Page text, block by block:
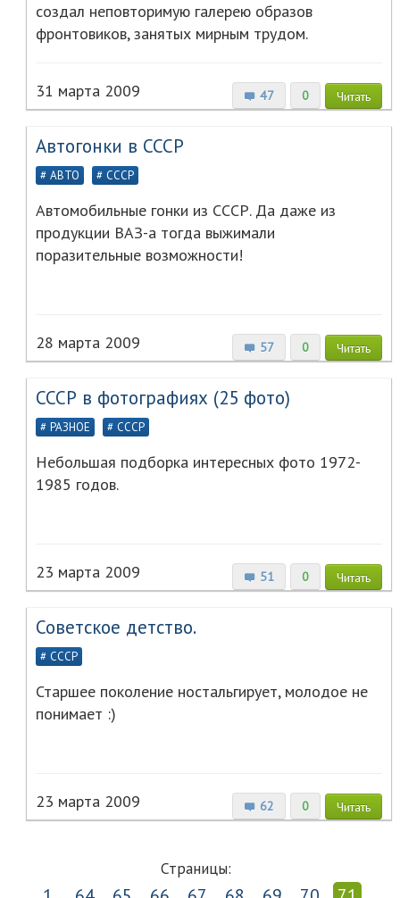
создал неповторимую галерею образов
фронтовиков, занятых мирным трудом.
47 0 Читать
31 марта 2009
Автогонки в СССР
АВТО СССР
Автомобильные гонки из СССР. Да даже из
продукции ВАЗ-а тогда выжимали
поразительные возможности!
57 0 Читать
28 марта 2009
СССР в фотографиях (25 фото)
РАЗНОЕ СССР
Небольшая подборка интересных фото 1972-
1985 годов.
51 0 Читать
23 марта 2009
Советское детство.
СССР
Старшее поколение ностальгирует, молодое не
понимает :)
62 0 Читать
23 марта 2009
Страницы: